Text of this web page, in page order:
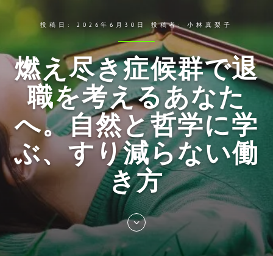
投稿日: 2026年6月30日 投稿者:小林真梨子
燃え尽き症候群で退
職を考えるあなた
へ。自然と哲学に学
ぶ、すり減らない働
き方
Skip
to
entry
content